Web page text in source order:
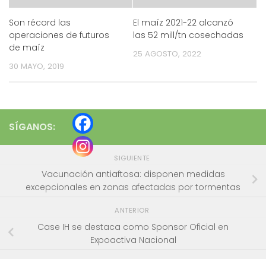
Son récord las
operaciones de futuros
de maíz
30 MAYO, 2019
El maíz 2021-22 alcanzó
las 52 mill/tn cosechadas
25 AGOSTO, 2022
SÍGANOS:
SIGUIENTE
Vacunación antiaftosa: disponen medidas
excepcionales en zonas afectadas por tormentas
ANTERIOR
Case IH se destaca como Sponsor Oficial en
Expoactiva Nacional